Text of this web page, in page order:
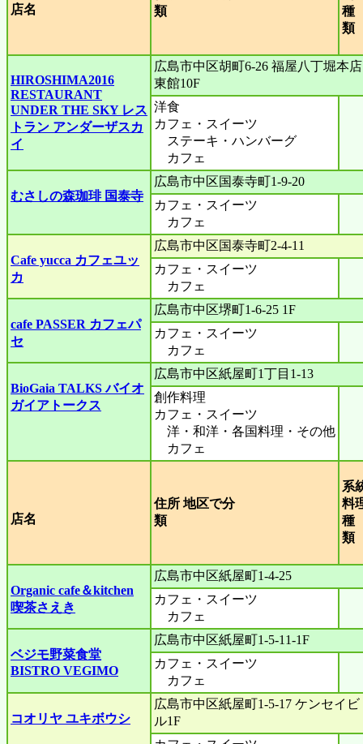
店名
類
種
HIROSHIMA2016
RESTAURANT
UNDER THE SKY レス
トラン アンダーザスカ
イ
広島市中区胡町6-26 福屋八丁堀本店
東館10F
洋食
カフェ・スイーツ
ステーキ・ハンバーグ
カフェ
むさしの森珈琲 国泰寺
広島市中区国泰寺町1-9-20
カフェ・スイーツ
カフェ
Cafe yucca カフェユッ
カ
広島市中区国泰寺町2-4-11
カフェ・スイーツ
カフェ
cafe PASSER カフェパ
セ
広島市中区堺町1-6-25 1F
カフェ・スイーツ
カフェ
BioGaia TALKS バイオ
ガイアトークス
広島市中区紙屋町1丁目1-13
創作料理
カフェ・スイーツ
洋・和洋・各国料理・その他
カフェ
店名
住所 地区で分
類
系
料
種
Organic cafe＆kitchen
喫茶さえき
広島市中区紙屋町1-4-25
カフェ・スイーツ
カフェ
ベジモ野菜食堂
BISTRO VEGIMO
広島市中区紙屋町1-5-11-1F
カフェ・スイーツ
カフェ
コオリヤ ユキボウシ
広島市中区紙屋町1-5-17 ケンセイビ
ル1F